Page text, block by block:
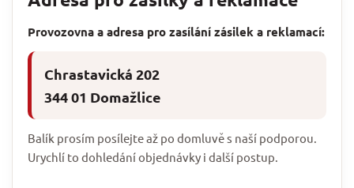
Provozovna a adresa pro zasílání zásilek a reklamací:
Chrastavická 202
344 01 Domažlice
Balík prosím posílejte až po domluvě s naší podporou.
Urychlí to dohledání objednávky i další postup.